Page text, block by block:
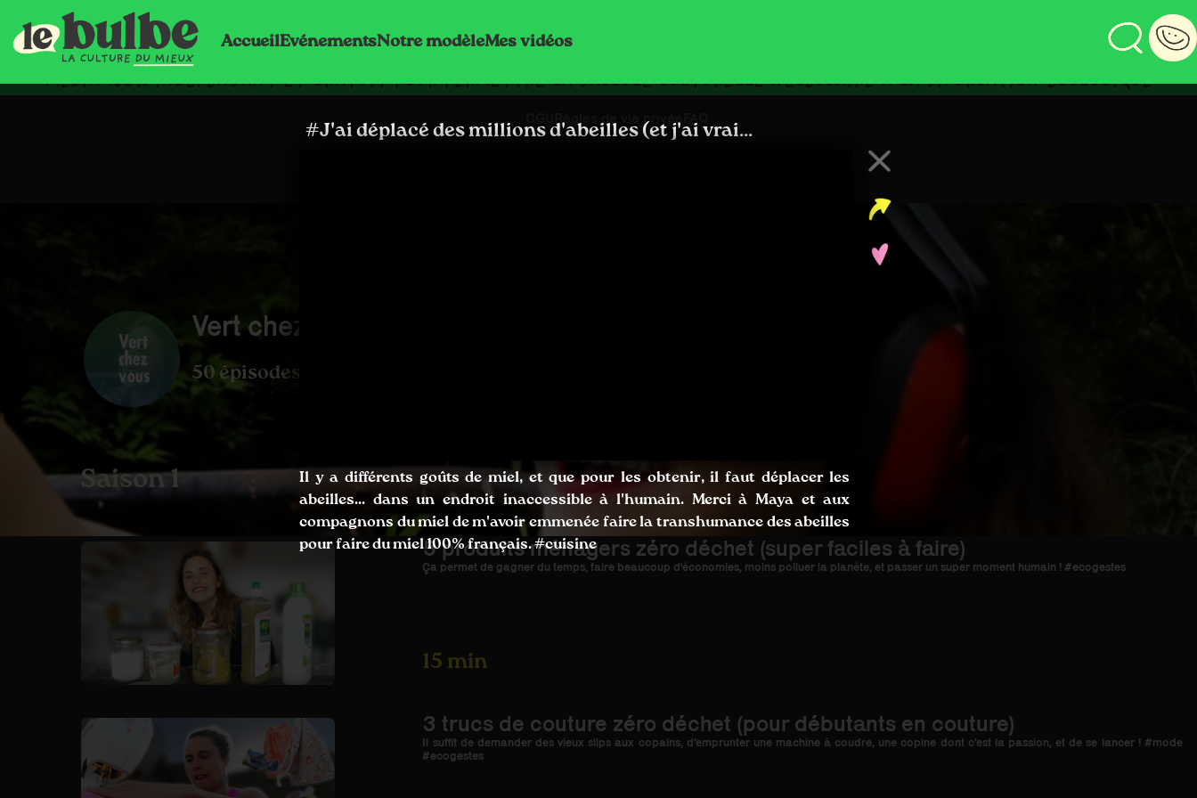
AccueilEvénementsNotre modèleMes vidéos
#J'ai déplacé des millions d'abeilles (et j'ai vrai...
Il y a différents goûts de miel, et que pour les obtenir, il faut déplacer les
abeilles... dans un endroit inaccessible à l'humain. Merci à Maya et aux
compagnons du miel de m'avoir emmenée faire la transhumance des abeilles
pour faire du miel 100% français. #cuisine
Vert chez vous
50 épisodes
Saison 1
5 produits ménagers zéro déchet (super faciles à faire)
Ça permet de gagner du temps, faire beaucoup d'économies, moins polluer la planète, et passer un super moment humain ! #ecogestes
15 min
3 trucs de couture zéro déchet (pour débutants en couture)
Il suffit de demander des vieux slips aux copains, d’emprunter une machine à coudre, une copine dont c’est la passion, et de se lancer ! #mode
#ecogestes
MÉDIA 100% INDÉPENDANT ET GRATUIT POUR PERMETTRE LA BASCULE CULTURELLE NÉCESSAIRE À LA BIFURCATION ÉCOLOGIQUE
Règles de vie privée